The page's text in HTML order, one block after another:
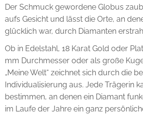
Der Schmuck gewordene Globus
aufs Gesicht und lässt die Orte, an
glücklich war, durch Diamanten
Ob in Edelstahl, 18 Karat Gold oder
mm Durchmesser oder als große
„Meine Welt“ zeichnet sich durch die
Individualisierung aus. Jede Trägerin
bestimmen, an denen ein Diamant
im Laufe der Jahre ein ganz